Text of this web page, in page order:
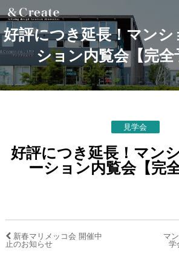
好評につき延長！マン
ション内覧会【完全
見学会
好評につき延長！マン
ーション内覧会【完
新春マリメッコ会 開催中
止のお知らせ
マ
学